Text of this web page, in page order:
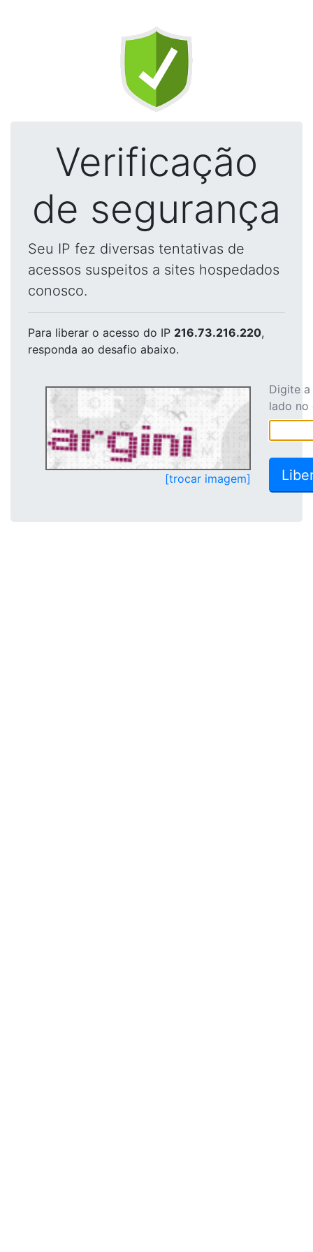
Verificação
de segurança
Seu IP fez diversas tentativas de
acessos suspeitos a sites hospedados
conosco.
Para liberar o acesso do IP 216.73.216.220,
responda ao desafio abaixo.
[trocar imagem]
Digite
lado no